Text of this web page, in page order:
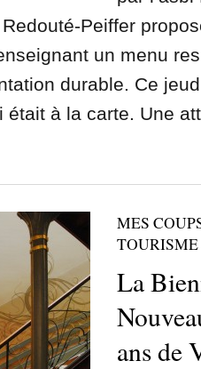
Peiffer
un menu
durable. Ce
était à la carte. Une
MES
TOURISME
La
ans de